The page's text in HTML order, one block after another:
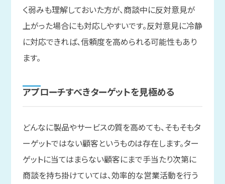
く弱みも理解しておいた方が、商談中に反対意見が
上がった場合にも対応しやすいです。反対意見に冷静
に対応できれば、信頼度を高められる可能性もあり
ます。
アプローチすべきターゲットを見極める
どんなに製品やサービスの質を高めても、そもそもタ
ーゲットではない顧客というものは存在します。ター
ゲットに当てはまらない顧客にまで手当たり次第に
商談を持ち掛けていては、効率的な営業活動を行う